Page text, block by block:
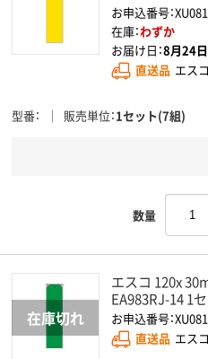
お申込番号：
在庫：わずか
お届け日：8月24日
直送品 エス
型番 販売単位 1セット(7組)
数量
エスコ 120x
EA983RJ-14 1
お申込番号：
直送品 エス